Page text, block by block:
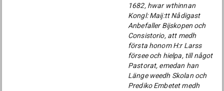
1682, hwar wthinnan
Kongl: Maij:tt Nådigast
Anbefaller Bijskopen och
Consistorio, att medh
första honom H:r Larss
försee och hielpa, till något
Pastorat, emedan han
Länge weedh Skolan och
Prediko Embetet medh